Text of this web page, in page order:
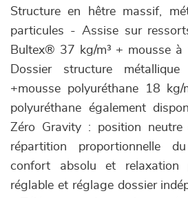
Structure en hêtre massif,
particules - Assise sur
Bultex® 37 kg/m³ + mousse à
Dossier structure
+mousse polyuréthane 18 kg/
polyuréthane également
Zéro Gravity : position
répartition proportionnelle
confort absolu et relaxation
réglable et réglage dossier